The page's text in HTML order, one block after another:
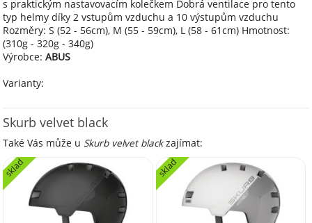
s praktickým nastavovacím kolečkem Dobrá ventilace pro tento
typ helmy díky 2 vstupům vzduchu a 10 výstupům vzduchu
Rozměry: S (52 - 56cm), M (55 - 59cm), L (58 - 61cm) Hmotnost:
(310g - 320g - 340g)
Výrobce:ABUS
Varianty:
Skurb velvet black
Také Vás může u Skurb velvet blackzajímat:
sklad sklad